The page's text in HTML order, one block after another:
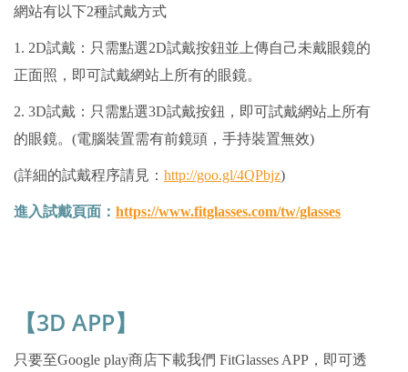
網站有以下2種試戴方式
1. 2D試戴：只需點選2D試戴按鈕並上傳自己未戴眼鏡的
正面照，即可試戴網站上所有的眼鏡。
2. 3D試戴：只需點選3D試戴按鈕，即可試戴網站上所有
的眼鏡。(電腦裝置需有前鏡頭，手持裝置無效)
(詳細的試戴程序請見： http://goo.gl/4QPbjz)
進入試戴頁面： https://www.fitglasses.com/tw/glasses
【3D APP】
只要至Google play商店下載我們 FitGlasses APP，即可透